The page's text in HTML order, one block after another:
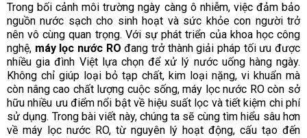
Trong bối cảnh môi trường ngày càng ô nhiễm, việc đảm bảo
nguồn nước sạch cho sinh hoạt và sức khỏe con người trở
nên vô cùng quan trọng. Với sự phát triển của khoa học công
nghệ, máy lọc nước RO đang trở thành giải pháp tối ưu được
nhiều gia đình Việt lựa chọn để xử lý nước uống hàng ngày.
Không chỉ giúp loại bỏ tạp chất, kim loại nặng, vi khuẩn mà
còn nâng cao chất lượng cuộc sống, máy lọc nước RO còn sở
hữu nhiều ưu điểm nổi bật về hiệu suất lọc và tiết kiệm chi phí
sử dụng. Trong bài viết này, chúng ta sẽ cùng tìm hiểu sâu hơn
về máy lọc nước RO, từ nguyên lý hoạt động, cấu tạo đến